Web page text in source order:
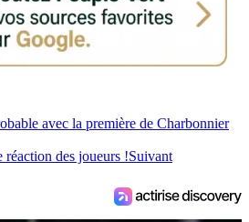
avec la première de Charbonnier
des joueurs !Suivant